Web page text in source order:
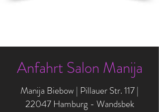
Anfahrt Salon Manija
Manija Biebow | Pillauer Str. 117 |
22047 Hamburg - Wandsbek